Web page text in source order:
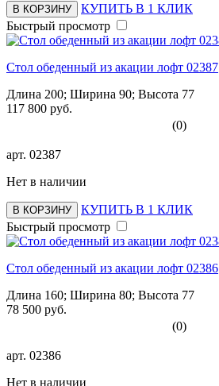
В КОРЗИНУ
КУПИТЬ В 1 КЛИК
Быстрый просмотр
Стол обеденный из акации лофт 02387
Длина 200; Ширина 90; Высота 77
117 800 руб.
(0)
арт. 02387
Нет в наличии
В КОРЗИНУ
КУПИТЬ В 1 КЛИК
Быстрый просмотр
Стол обеденный из акации лофт 02386
Длина 160; Ширина 80; Высота 77
78 500 руб.
(0)
арт. 02386
Нет в наличии